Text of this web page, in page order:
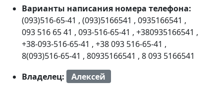
Варианты написания номера телефона:
(093)516-65-41 , (093)5166541 , 0935166541 ,
093 516 65 41 , 093-516-65-41 , +380935166541 ,
+38-093-516-65-41 , +38 093 516-65-41 ,
8(093)516-65-41 , 80935166541 , 8 093 5166541
Владелец:
Алексей